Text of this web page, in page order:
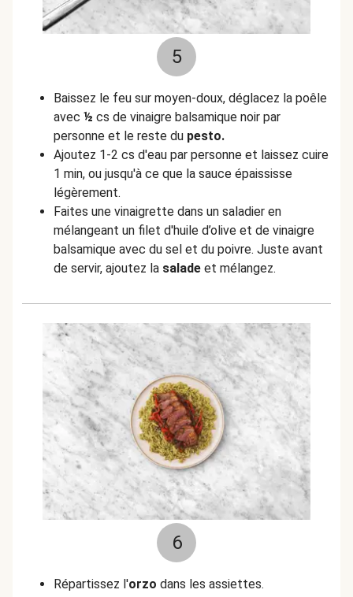
5
Baissez le feu sur moyen-doux, déglacez la poêle
avec ½ cs de vinaigre balsamique noir par
personne et le reste du pesto.
Ajoutez 1-2 cs d'eau par personne et laissez cuire
1 min, ou jusqu'à ce que la sauce épaississe
légèrement.
Faites une vinaigrette dans un saladier en
mélangeant un filet d'huile d’olive et de vinaigre
balsamique avec du sel et du poivre. Juste avant
de servir, ajoutez la salade et mélangez.
6
Répartissez l'orzo dans les assiettes.